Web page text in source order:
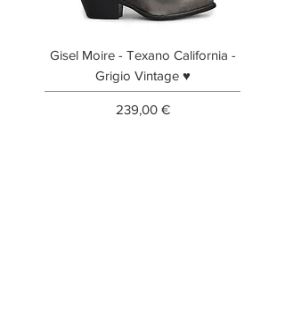
Gisel Moire - Texano California -
Grigio Vintage ♥
Prezzo
239,00 €